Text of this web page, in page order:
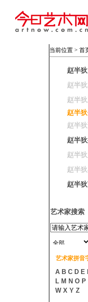
当前位置 > 首
赵半
赵半
赵半
赵半
赵半
赵半
赵半
赵半
赵半
艺术家搜索
艺术家拼音
A B C D E
L M N O P
W X Y Z